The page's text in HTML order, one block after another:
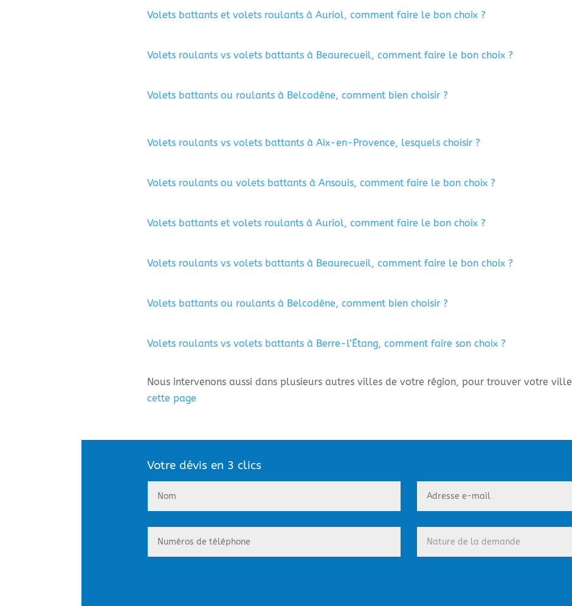
Volets battants et volets roulants à Auriol, comment faire le bon choix ?
Volets roulants vs volets battants à Beaurecueil, comment faire le bon choix ?
Volets battants ou roulants à Belcodène, comment bien choisir ?
Volets roulants vs volets battants à Aix-en-Provence, lesquels choisir ?
Volets roulants ou volets battants à Ansouis, comment faire le bon choix ?
Volets battants et volets roulants à Auriol, comment faire le bon choix ?
Volets roulants vs volets battants à Beaurecueil, comment faire le bon choix ?
Volets battants ou roulants à Belcodène, comment bien choisir ?
Volets roulants vs volets battants à Berre-l’Étang, comment faire son choix ?
Nous intervenons aussi dans plusieurs autres villes de votre région, pour trouver votre
cette page
Votre dévis en 3 clics